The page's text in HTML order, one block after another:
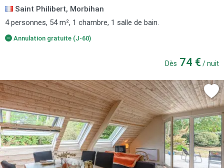
Saint Philibert, Morbihan
4 personnes, 54 m², 1 chambre, 1 salle de bain.
Annulation gratuite (J-60)
Dès 74 € / nuit